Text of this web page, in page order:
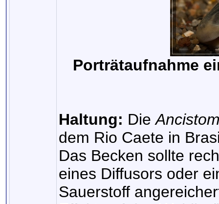
Porträtaufnahme
Haltung: Die
dem Rio Caete in
Das Becken sollte
eines Diffusors oder
Sauerstoff